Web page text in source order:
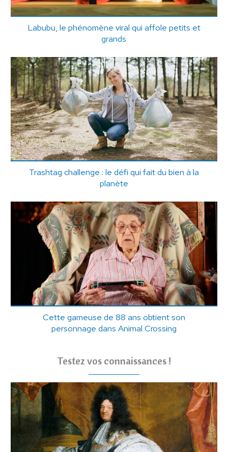
Labubu, le phénomène viral qui affole petits et
grands
Trashtag challenge : le défi qui fait du bien à la
planète
Cette gameuse de 88 ans obtient son
personnage dans Animal Crossing
Testez vos connaissances !